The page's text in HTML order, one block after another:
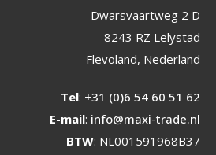
Dwarsvaartweg 2 D
8243 RZ Lelystad
Flevoland, Nederland
Tel: +31 (0)6 54 60 51 62
E-mail: info@maxi-trade.nl
BTW: NL001591968B37